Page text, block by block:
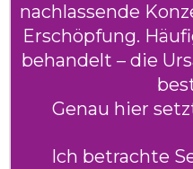
nachlassende
Erschöpfung.
behandelt – die
Genau hier
Ich betrachte